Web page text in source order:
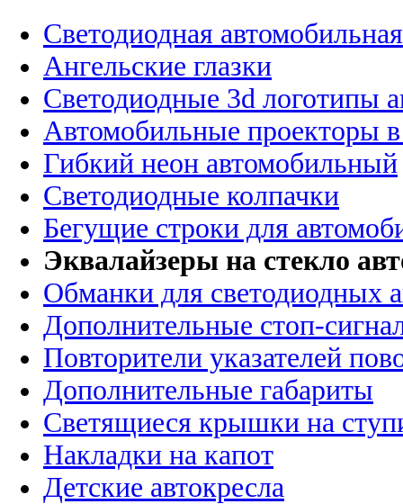
Светодиодная
Ангельские глазки
Светодиодные 3d логотипы
Автомобильные проекторы
Гибкий неон автомобильный
Светодиодные колпачки
Бегущие строки для
Эквалайзеры на стекло
Обманки для светодиодных
Дополнительные стоп-
Повторители указателей
Дополнительные габариты
Светящиеся крышки на
Накладки на капот
Детские автокресла